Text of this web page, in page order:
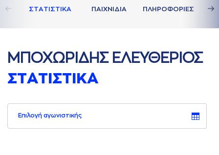
ΣΤAΤΙΣΤΙΚA ΠAΙΧΝΙΔΙA ΠΛΗΡΟΦΟΡΙΕΣ
ΜΠΟΧΩΡΙΔΗΣ ΕΛΕΥΘΕΡΙΟΣ
ΣΤAΤΙΣΤΙΚA
Επιλογή αγωνιστικής